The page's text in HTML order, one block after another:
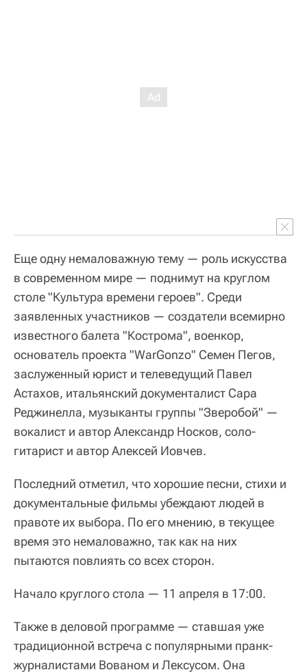
Еще одну немаловажную тему — роль искусства
в современном мире — поднимут на круглом
столе "Культура времени героев". Среди
заявленных участников — создатели всемирно
известного балета "Кострома", военкор,
основатель проекта "WarGonzo" Семен Пегов,
заслуженный юрист и телеведущий Павел
Астахов, итальянский документалист Сара
Реджинелла, музыканты группы "Зверобой" —
вокалист и автор Александр Носков, соло-
гитарист и автор Алексей Иовчев.
Последний отметил, что хорошие песни, стихи и
документальные фильмы убеждают людей в
правоте их выбора. По его мнению, в текущее
время это немаловажно, так как на них
пытаются повлиять со всех сторон.
Начало круглого стола — 11 апреля в 17:00.
Также в деловой программе — ставшая уже
традиционной встреча с популярными пранк-
журналистами Вованом и Лексусом. Она